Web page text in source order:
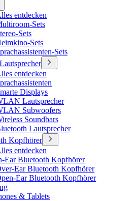
entdecken
Sets
Sets
Sets
Sets
entdecken
Displays
Lautsprecher
Subwoofers
Soundbars
Lautsprecher
Kopfhörer
entdecken
Ear Bluetooth Kopfhörer
Ear Bluetooth Kopfhörer
Ear Bluetooth Kopfhörer
& Tablets